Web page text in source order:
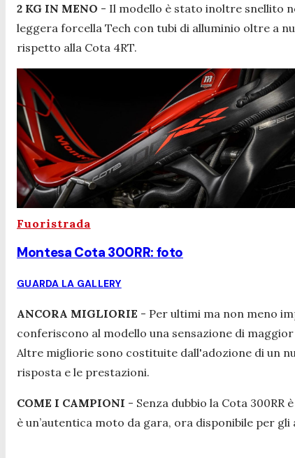
2 KG IN MENO - Il modello è stato inoltre snellito
leggera forcella Tech con tubi di alluminio oltre a
rispetto alla Cota 4RT.
Fuoristrada
Montesa Cota 300RR: foto
GUARDA LA GALLERY
ANCORA MIGLIORIE - Per ultimi ma non meno
conferiscono al modello una sensazione di
Altre migliorie sono costituite dall'adozione di un
risposta e le prestazioni.
COME I CAMPIONI - Senza dubbio la Cota
è un’autentica moto da gara, ora disponibile per